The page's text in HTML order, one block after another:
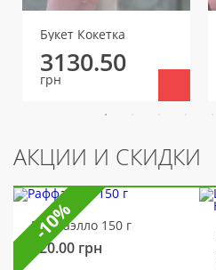
Букет Кокетка
3130.50
грн
АКЦИИ И СКИДКИ
Раффаэлло 150 г
320.00 грн
-10%